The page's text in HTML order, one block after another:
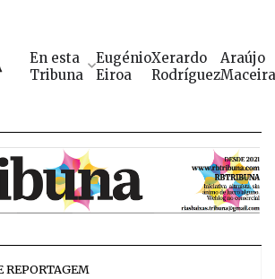
En esta
Tribuna
Eugénio
Eiroa
Xerardo
Rodríguez
Araújo
Maceira
REPORTAGEM